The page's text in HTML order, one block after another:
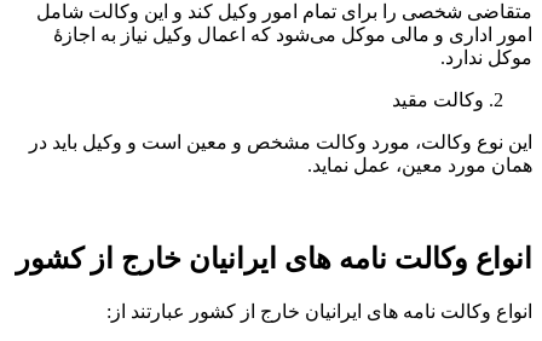
متقاضی شخصی را برای تمام امور وکیل کند و این وکالت شامل
امور اداری و مالی موکل می‌شود که اعمال وکیل نیاز به اجازۀ
موکل ندارد.
وکالت مقید
این نوع وکالت، مورد وکالت مشخص و معین است و وکیل باید در
همان مورد معین، عمل نماید.
انواع وکالت نامه های ایرانیان خارج از کشور
انواع وکالت نامه های ایرانیان خارج از کشور عبارتند از: